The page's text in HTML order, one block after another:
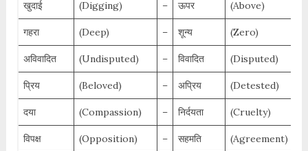
खुदाई (Digging) – ऊपर (Above)
गहरा (Deep) – शून्य (Zero)
अविवादित (Undisputed) – विवादित (Disputed)
प्रिय (Beloved) – अप्रिय (Detested)
दया (Compassion) – निर्दयता (Cruelty)
विपक्ष (Opposition) – सहमति (Agreement)